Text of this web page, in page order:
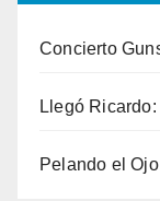
Concierto
Llegó
Pelando el